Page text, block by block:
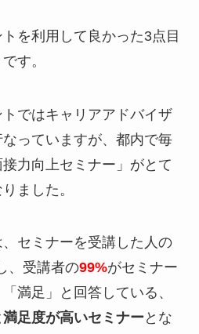
を利用して良かった3点目
す。
ではキャリアアドバイザ
っていますが、都内で毎
接力向上セミナー」 がとて
ました。
セミナーを受講した人の
、受講者の99%がセミナー
満足」と回答している、
足度が高いセミナー とな